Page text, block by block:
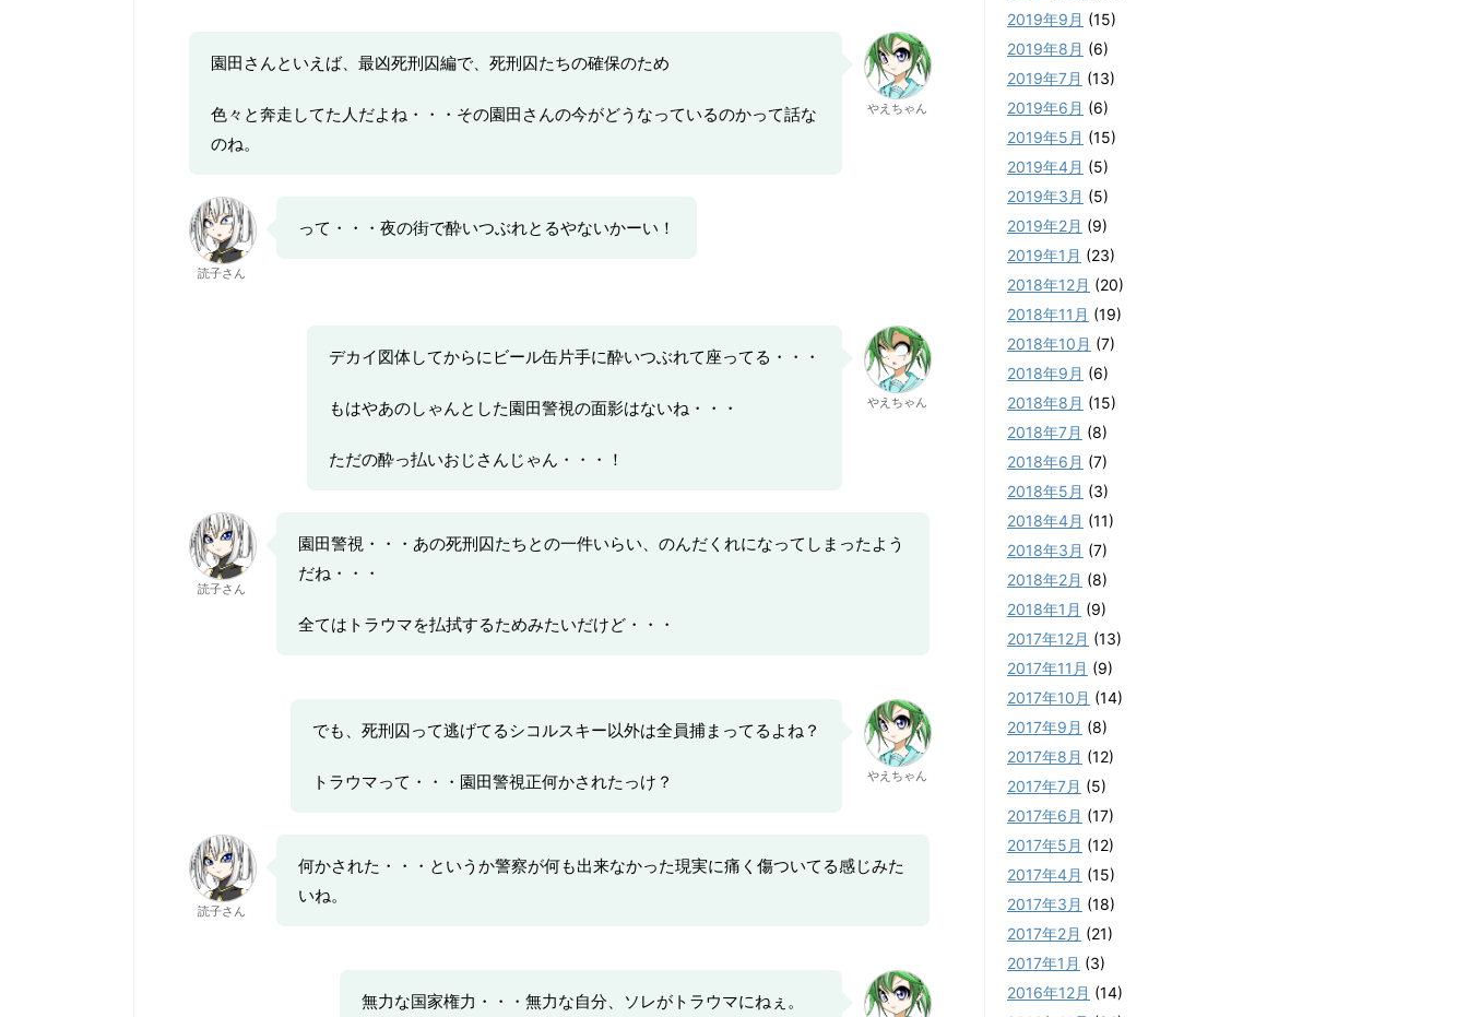
園田さんといえば、最凶死刑囚編で、死刑囚たちの確保のため
色々と奔走してた人だよね・・・その園田さんの今がどうなっているのかって話な
のね。
やえちゃん
読子さん
って・・・夜の街で酔いつぶれとるやないかーい！
デカイ図体してからにビール缶片手に酔いつぶれて座ってる・・・
もはやあのしゃんとした園田警視の面影はないね・・・
ただの酔っ払いおじさんじゃん・・・！
やえちゃん
読子さん
園田警視・・・あの死刑囚たちとの一件いらい、のんだくれになってしまったよう
だね・・・
全てはトラウマを払拭するためみたいだけど・・・
でも、死刑囚って逃げてるシコルスキー以外は全員捕まってるよね？
トラウマって・・・園田警視正何かされたっけ？ やえちゃん
読子さん
何かされた・・・というか警察が何も出来なかった現実に痛く傷ついてる感じみた
いね。
無力な国家権力・・・無力な自分、ソレがトラウマにねぇ。
2019年9月 (15)
2019年8月 (6)
2019年7月 (13)
2019年6月 (6)
2019年5月 (15)
2019年4月 (5)
2019年3月 (5)
2019年2月 (9)
2019年1月 (23)
2018年12月 (20)
2018年11月 (19)
2018年10月 (7)
2018年9月 (6)
2018年8月 (15)
2018年7月 (8)
2018年6月 (7)
2018年5月 (3)
2018年4月 (11)
2018年3月 (7)
2018年2月 (8)
2018年1月 (9)
2017年12月 (13)
2017年11月 (9)
2017年10月 (14)
2017年9月 (8)
2017年8月 (12)
2017年7月 (5)
2017年6月 (17)
2017年5月 (12)
2017年4月 (15)
2017年3月 (18)
2017年2月 (21)
2017年1月 (3)
2016年12月 (14)